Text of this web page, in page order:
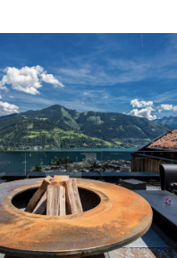
購物
US